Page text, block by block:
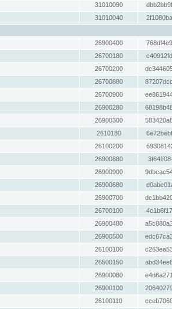
31010090
31010040
26900400
26700180
26700200
26700880
26700900
26900280
26900300
2610180
26100200
26900880
26900900
26900680
26900700
26700100
26900480
26900500
26100100
26500150
26900080
26900100
26100110